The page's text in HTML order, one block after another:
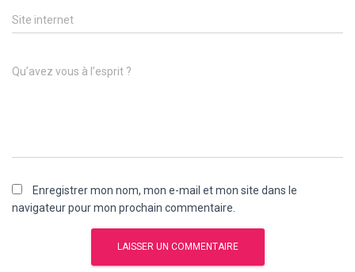
Site internet
Qu’avez vous à l’esprit ?
Enregistrer mon nom, mon e-mail et mon site dans le
navigateur pour mon prochain commentaire.